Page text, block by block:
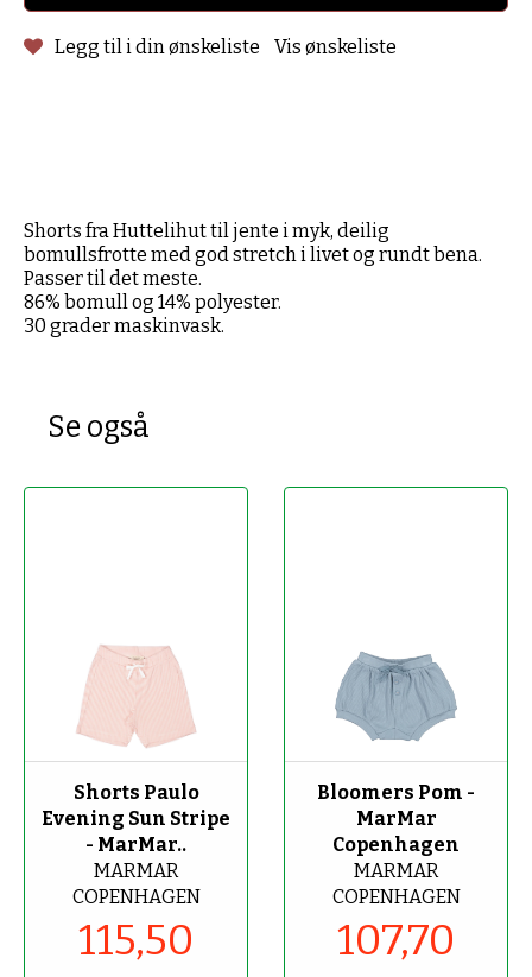
Legg til i din ønskeliste Vis ønskeliste
Shorts fra Huttelihut til jente i myk, deilig
bomullsfrotte med god stretch i livet og rundt bena.
Passer til det meste.
86% bomull og 14% polyester.
30 grader maskinvask.
Se også
-70%
Shorts Paulo
Evening Sun Stripe
- MarMar..
MARMAR
COPENHAGEN
115,50
-70%
Bloomers Pom -
MarMar
Copenhagen
MARMAR
COPENHAGEN
107,70